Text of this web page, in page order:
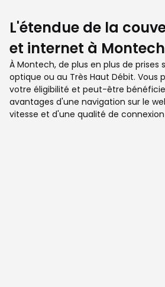
L'étendue de la
et internet à Montech
À Montech, de plus en plus de prises
optique ou au Très Haut Débit. Vous
votre éligibilité et peut-être
avantages d'une navigation sur le
vitesse et d'une qualité de